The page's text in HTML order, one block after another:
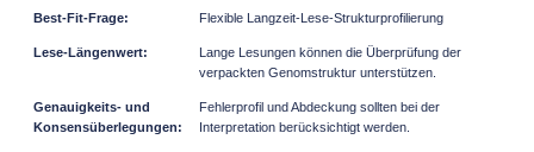
Flexible Langzeit-Lese-Strukturprofilierung
Lange Lesungen können die Überprüfung der
verpackten Genomstruktur unterstützen.
Fehlerprofil und Abdeckung sollten bei der
Interpretation berücksichtigt werden.